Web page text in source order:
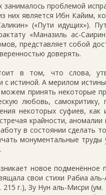
проблемой
них является Ибн Кайим,
(«Пути идущих»).
«Маназиль ас-
представляет собой
доверять.
в том, что слова,
с истиной. А мерилом
принять некоторые
любовь,
некоторых суфиев,
крайности,
в состоянии сделать
монументальные
новое подменённое
свои стихи Рабиа
г.), Зу Нун аль-Мисри